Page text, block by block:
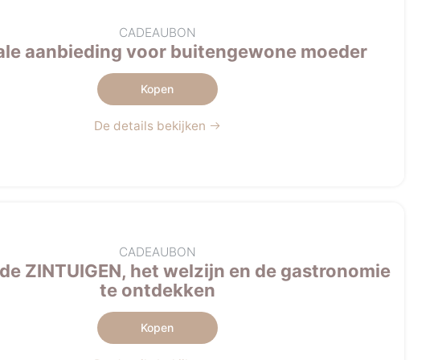
CADEAUBON
aanbieding voor buitengewone moeder
Kopen
De details bekijken
CADEAUBON
ZINTUIGEN, het welzijn en de gastronomie
te ontdekken
Kopen